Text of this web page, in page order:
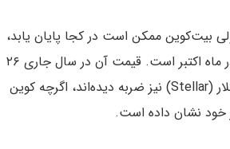
بیت‌کوین ممکن است در کجا پایان یابد،
قیمت آن همچنان حدود ۵۰ درصد کمتر از بالاترین رکورد ثبت‌شده خود در ماه اکتبر است. قیمت آن در سال جاری ۲۶
درصد کاهش یافته است. بلاک‌چین‌های مرتبط با توکنیزاسیون مانند استلار (Stellar) نیز ضربه دیده‌اند، اگرچه کوین